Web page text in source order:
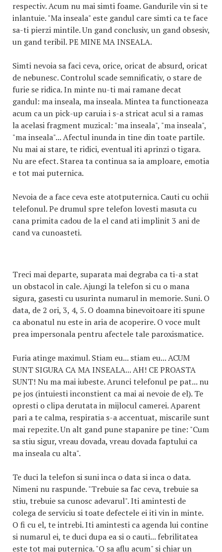
respectiv. Acum nu mai simti foame. Gandurile vin si te
inlantuie. "Ma inseala" este gandul care simti ca te face
sa-ti pierzi mintile. Un gand conclusiv, un gand obsesiv,
un gand teribil. PE MINE MA INSEALA.
Simti nevoia sa faci ceva, orice, oricat de absurd, oricat
de nebunesc. Controlul scade semnificativ, o stare de
furie se ridica. In minte nu-ti mai ramane decat
gandul: ma inseala, ma inseala. Mintea ta functioneaza
acum ca un pick-up caruia i s-a stricat acul si a ramas
la acelasi fragment muzical: "ma inseala", "ma inseala",
"ma inseala"... Afectul inunda in tine din toate partile.
Nu mai ai stare, te ridici, eventual iti aprinzi o tigara.
Nu are efect. Starea ta continua sa ia amploare, emotia
e tot mai puternica.
Nevoia de a face ceva este atotputernica. Cauti cu ochii
telefonul. Pe drumul spre telefon lovesti masuta cu
cana primita cadou de la el cand ati implinit 3 ani de
cand va cunoasteti.
Treci mai departe, suparata mai degraba ca ti-a stat
un obstacol in cale. Ajungi la telefon si cu o mana
sigura, gasesti cu usurinta numarul in memorie. Suni. O
data, de 2 ori, 3, 4, 5. O doamna binevoitoare iti spune
ca abonatul nu este in aria de acoperire. O voce mult
prea impersonala pentru afectele tale paroxismatice.
Furia atinge maximul. Stiam eu... stiam eu... ACUM
SUNT SIGURA CA MA INSEALA... AH! CE PROASTA
SUNT! Nu ma mai iubeste. Arunci telefonul pe pat... nu
pe jos (intuiesti inconstient ca mai ai nevoie de el). Te
opresti o clipa derutata in mijlocul camerei. Aparent
pari a te calma, respiratia s-a accentuat, miscarile sunt
mai repezite. Un alt gand pune stapanire pe tine: "Cum
sa stiu sigur, vreau dovada, vreau dovada faptului ca
ma inseala cu alta".
Te duci la telefon si suni inca o data si inca o data.
Nimeni nu raspunde. "Trebuie sa fac ceva, trebuie sa
stiu, trebuie sa cunosc adevarul". Iti amintesti de
colega de serviciu si toate defectele ei iti vin in minte.
O fi cu el, te intrebi. Iti amintesti ca agenda lui contine
si numarul ei, te duci dupa ea si o cauti... febrilitatea
este tot mai puternica. "O sa aflu acum" si chiar un